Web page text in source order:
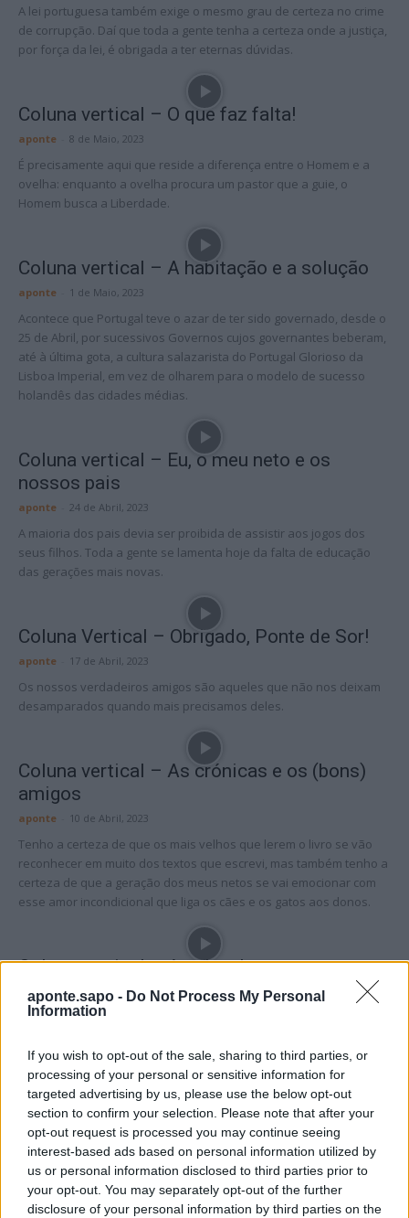
aponte.sapo - Do Not Process My Personal
Information
If you wish to opt-out of the sale, sharing to third parties, or
processing of your personal or sensitive information for
targeted advertising by us, please use the below opt-out
section to confirm your selection. Please note that after your
opt-out request is processed you may continue seeing
interest-based ads based on personal information utilized by
us or personal information disclosed to third parties prior to
your opt-out. You may separately opt-out of the further
disclosure of your personal information by third parties on the
A lei portuguesa também exige o mesmo grau de certeza no crime
de corrupção. Daí que toda a gente tenha a certeza onde a justiça,
por força da lei, é obrigada a ter eternas dúvidas.
Coluna vertical – O que faz falta!
aponte 8 de Maio, 2023
É precisamente aqui que reside a diferença entre o Homem e a
ovelha: enquanto a ovelha procura um pastor que a guie, o
Homem busca a Liberdade.
Coluna vertical – A habitação e a solução
aponte 1 de Maio, 2023
Acontece que Portugal teve o azar de ter sido governado, desde o
25 de Abril, por sucessivos Governos cujos governantes beberam,
até à última gota, a cultura salazarista do Portugal Glorioso da
Lisboa Imperial, em vez de olharem para o modelo de sucesso
holandês das cidades médias.
Coluna vertical – Eu, o meu neto e os
nossos pais
aponte 24 de Abril, 2023
A maioria dos pais devia ser proibida de assistir aos jogos dos
seus filhos. Toda a gente se lamenta hoje da falta de educação
das gerações mais novas.
Coluna Vertical – Obrigado, Ponte de Sor!
aponte 17 de Abril, 2023
Os nossos verdadeiros amigos são aqueles que não nos deixam
desamparados quando mais precisamos deles.
Coluna vertical – As crónicas e os (bons)
amigos
aponte 10 de Abril, 2023
Tenho a certeza de que os mais velhos que lerem o livro se vão
reconhecer em muito dos textos que escrevi, mas também tenho a
certeza de que a geração dos meus netos se vai emocionar com
esse amor incondicional que liga os cães e os gatos aos donos.
Coluna vertical – As alcunhas
aponte - 3 de Abril, 2023
No entanto, este mundo cruel das alcunhas da minha infância
imperfeições físicas e moldou-me o carácter. “A vida só é dura
para quem é mole”.
Coluna vertical – O óbvio sobre a liga
portuguesa
aponte - 28 de Março, 2023
Com o boicote da centralização dos direitos televisivos por parte